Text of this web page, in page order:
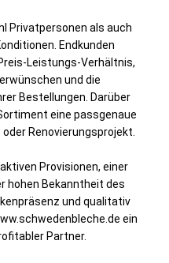
Privatpersonen als auch
Endkunden
Leistungs-Verhältnis,
und die
Bestellungen. Darüber
eine passgenaue
Renovierungsprojekt.
Provisionen, einer
hohen Bekanntheit des
und qualitativ
ein
Partner.